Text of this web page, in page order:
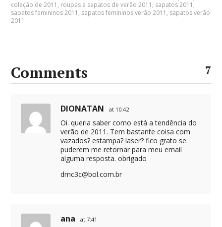
coleção de 2011 , roupas e sapatos de verão 2011 , sapatos 2011 ,
sapatos femininos 2011 , sapatos femininos verão 2011 , sapatos verão
2011
Comments 7
DIONATAN at 10:42
Oi. queria saber como está a tendência do
verão de 2011. Tem bastante coisa com
vazados? estampa? laser? fico grato se
puderem me retornar para meu email
alguma resposta. obrigado
dmc3c@bol.com.br
ana at 7:41